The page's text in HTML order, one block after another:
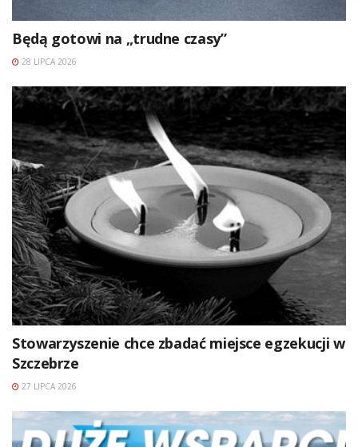
Będą gotowi na „trudne czasy”
28 LIPCA 2026
Stowarzyszenie chce zbadać miejsce egzekucji w
Szczebrze
27 LIPCA 2026